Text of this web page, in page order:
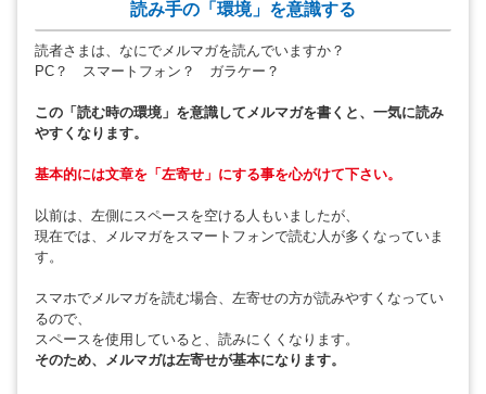
読み手の「環境」を意識する
読者さまは、なにでメルマガを読んでいますか？
PC？ スマートフォン？ ガラケー？
この「読む時の環境」を意識してメルマガを書くと、一気に読み
やすくなります。
基本的には文章を「左寄せ」にする事を心がけて下さい。
以前は、左側にスペースを空ける人もいましたが、
現在では、メルマガをスマートフォンで読む人が多くなっていま
す。
スマホでメルマガを読む場合、左寄せの方が読みやすくなってい
るので、
スペースを使用していると、読みにくくなります。
そのため、メルマガは左寄せが基本になります。